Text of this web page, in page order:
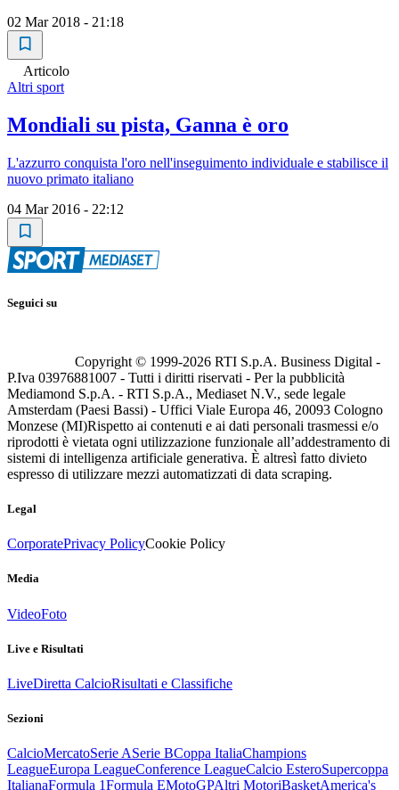
02 Mar 2018 - 21:18
Articolo
Altri sport
Mondiali su pista, Ganna è oro
L'azzurro conquista l'oro nell'inseguimento individuale e stabilisce il
nuovo primato italiano
04 Mar 2016 - 22:12
Seguici su
Copyright © 1999-2026 RTI S.p.A. Business Digital -
P.Iva 03976881007 - Tutti i diritti riservati - Per la pubblicità
Mediamond S.p.A. - RTI S.p.A., Mediaset N.V., sede legale
Amsterdam (Paesi Bassi) - Uffici Viale Europa 46, 20093 Cologno
Monzese (MI)Rispetto ai contenuti e ai dati personali trasmessi e/o
riprodotti è vietata ogni utilizzazione funzionale all’addestramento di
sistemi di intelligenza artificiale generativa. È altresì fatto divieto
espresso di utilizzare mezzi automatizzati di data scraping.
Legal
CorporatePrivacy PolicyCookie Policy
Media
VideoFoto
Live e Risultati
LiveDiretta CalcioRisultati e Classifiche
Sezioni
CalcioMercatoSerie ASerie BCoppa ItaliaChampions
LeagueEuropa LeagueConference LeagueCalcio EsteroSupercoppa
ItalianaFormula 1Formula EMotoGPAltri MotoriBasketAmerica's